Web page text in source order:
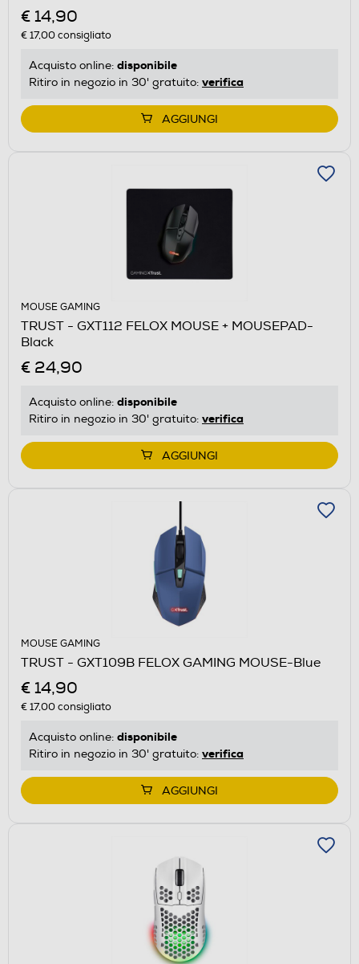
€ 14,90
€ 17,00consigliato
Acquisto online: disponibile
Ritiro in negozio in 30' gratuito: verifica
AGGIUNGI
MOUSE GAMING
TRUST - GXT112 FELOX MOUSE + MOUSEPAD-
Black
€ 24,90
Acquisto online: disponibile
Ritiro in negozio in 30' gratuito: verifica
AGGIUNGI
MOUSE GAMING
TRUST - GXT109B FELOX GAMING MOUSE-Blue
€ 14,90
€ 17,00consigliato
Acquisto online: disponibile
Ritiro in negozio in 30' gratuito: verifica
AGGIUNGI